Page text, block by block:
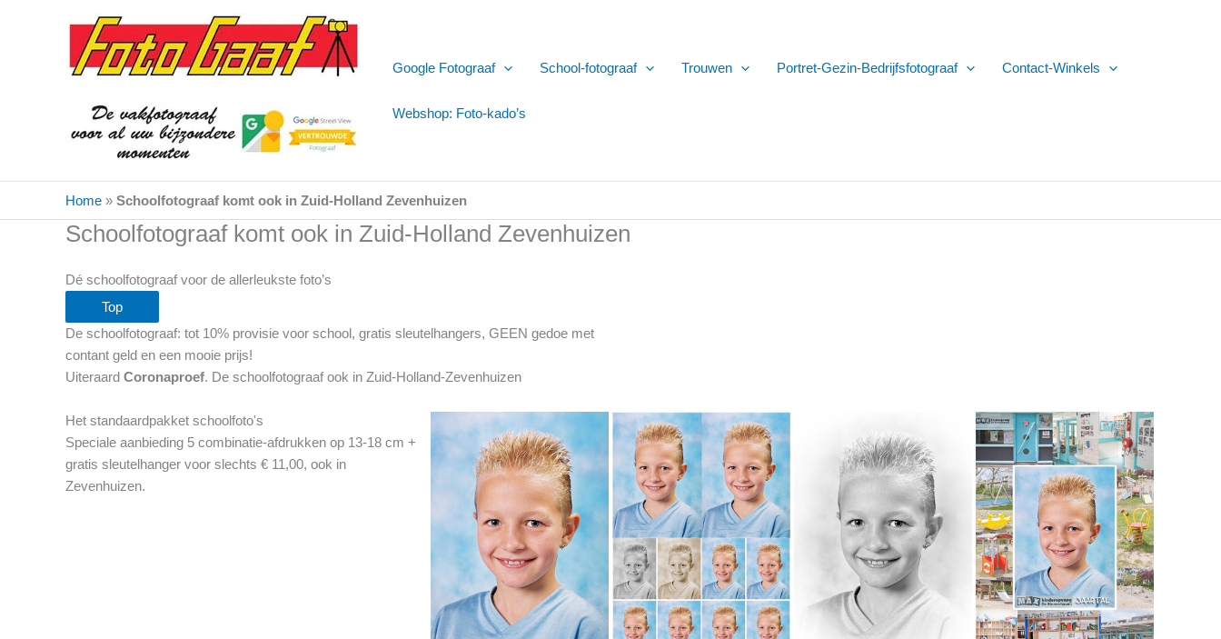
Google Fotograaf School-fotograaf Trouwen Portret-Gezin-Bedrijfsfotograaf Contact-Winkels
Webshop: Foto-kado’s
Home » Schoolfotograaf komt ook in Zuid-Holland Zevenhuizen
Schoolfotograaf komt ook in Zuid-Holland Zevenhuizen
Dé schoolfotograaf voor de allerleukste foto’s
Top
De schoolfotograaf: tot 10% provisie voor school, gratis sleutelhangers, GEEN gedoe met
contant geld en een mooie prijs!
Uiteraard Coronaproef. De schoolfotograaf ook in Zuid-Holland-Zevenhuizen
Het standaardpakket schoolfoto's
Speciale aanbieding 5 combinatie-afdrukken op 13-18 cm +
gratis sleutelhanger voor slechts € 11,00, ook in
Zevenhuizen.